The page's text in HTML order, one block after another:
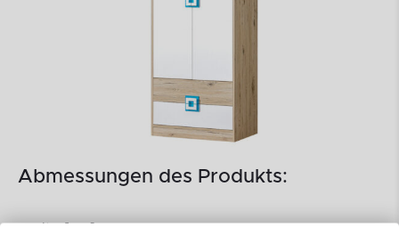
Abmessungen des Produkts: